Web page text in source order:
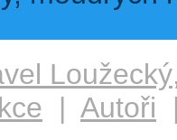
Loužecký
| Autoři